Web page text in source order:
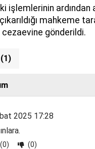
işlemlerinin ardından
mahkeme
gönderildi.
2025 17:28
(0) (0)